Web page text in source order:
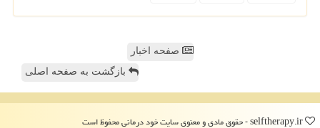
صفحه اخبار
بازگشت به صفحه اصلی